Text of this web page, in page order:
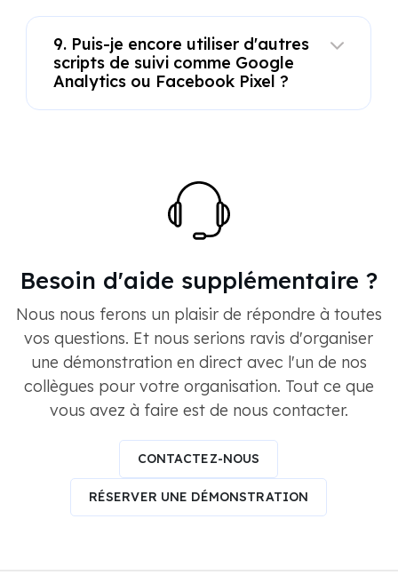
9. Puis-je encore utiliser d'autres
scripts de suivi comme Google
Analytics ou Facebook Pixel ?
Besoin d'aide supplémentaire ?
Nous nous ferons un plaisir de répondre à toutes
vos questions. Et nous serions ravis d'organiser
une démonstration en direct avec l'un de nos
collègues pour votre organisation. Tout ce que
vous avez à faire est de nous contacter.
CONTACTEZ-NOUS
RÉSERVER UNE DÉMONSTRATION